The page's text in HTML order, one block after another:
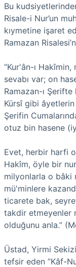
Bu
Risale-i Nur’un
kıymetine işaret
Ramazan
“Kur'ân-ı
sevabı var; on
Ramazan-ı
Kürsî gibi
Şerifin
otuz bin hasene
Evet, herbir harfi
Hakîm, öyle bir
milyonlarla o bâki
mü'minlere
ticarete bak,
takdir etmeyenler
olduğunu anla.”
Üstad, Yirmi
tefsir eden “Kâf-